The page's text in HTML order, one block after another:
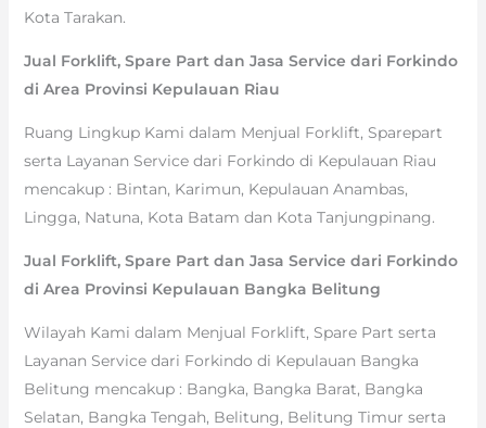
Kota Tarakan.
Jual Forklift, Spare Part dan Jasa Service dari Forkindo
di Area Provinsi Kepulauan Riau
Ruang Lingkup Kami dalam Menjual Forklift, Sparepart
serta Layanan Service dari Forkindo di Kepulauan Riau
mencakup : Bintan, Karimun, Kepulauan Anambas,
Lingga, Natuna, Kota Batam dan Kota Tanjungpinang.
Jual Forklift, Spare Part dan Jasa Service dari Forkindo
di Area Provinsi Kepulauan Bangka Belitung
Wilayah Kami dalam Menjual Forklift, Spare Part serta
Layanan Service dari Forkindo di Kepulauan Bangka
Belitung mencakup : Bangka, Bangka Barat, Bangka
Selatan, Bangka Tengah, Belitung, Belitung Timur serta